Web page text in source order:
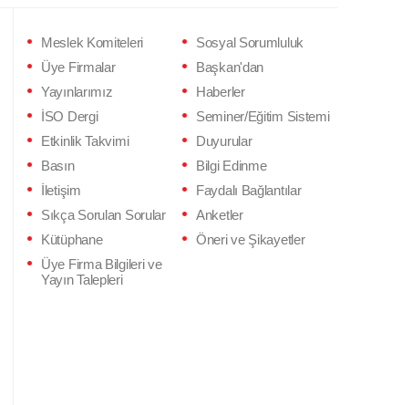
Meslek Komiteleri
Sosyal Sorumluluk
Üye Firmalar
Başkan'dan
Yayınlarımız
Haberler
İSO Dergi
Seminer/Eğitim Sistemi
Etkinlik Takvimi
Duyurular
Basın
Bilgi Edinme
İletişim
Faydalı Bağlantılar
Sıkça Sorulan Sorular
Anketler
Kütüphane
Öneri ve Şikayetler
Üye Firma Bilgileri ve
Yayın Talepleri